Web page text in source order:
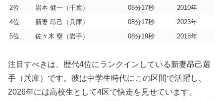
2位
岩本 健一（千葉） 08分17秒
2010年
4位
新妻 昂己（兵庫） 08分17秒
2023年
5位
佐々木 塁（岩手） 08分19秒 2018年
注目すべきは、歴代4位にランクインしている新妻昂己選
手（兵庫）です。彼は中学生時代にこの区間で活躍し、
2026年には高校生として4区で快走を見せています。